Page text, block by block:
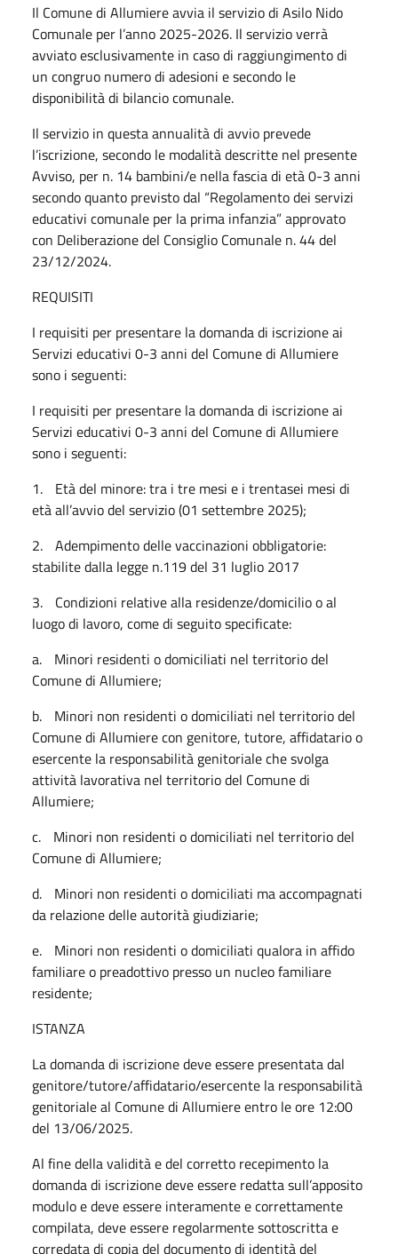
Il Comune di Allumiere avvia il servizio di Asilo Nido
Comunale per l’anno 2025-2026. Il servizio verrà
avviato esclusivamente in caso di raggiungimento di
un congruo numero di adesioni e secondo le
disponibilità di bilancio comunale.
Il servizio in questa annualità di avvio prevede
l’iscrizione, secondo le modalità descritte nel presente
Avviso, per n. 14 bambini/e nella fascia di età 0-3 anni
secondo quanto previsto dal “Regolamento dei servizi
educativi comunale per la prima infanzia” approvato
con Deliberazione del Consiglio Comunale n. 44 del
23/12/2024.
REQUISITI
I requisiti per presentare la domanda di iscrizione ai
Servizi educativi 0-3 anni del Comune di Allumiere
sono i seguenti:
I requisiti per presentare la domanda di iscrizione ai
Servizi educativi 0-3 anni del Comune di Allumiere
sono i seguenti:
1.
Età del minore: tra i tre mesi e i trentasei mesi di
età all’avvio del servizio (01 settembre 2025);
2. Adempimento delle vaccinazioni obbligatorie:
stabilite dalla legge n.119 del 31 luglio 2017
3.
Condizioni relative alla residenze/domicilio o al
luogo di lavoro, come di seguito specificate:
a.
Minori residenti o domiciliati nel territorio del
Comune di Allumiere;
b.
Minori non residenti o domiciliati nel territorio del
Comune di Allumiere con genitore, tutore, affidatario o
esercente la responsabilità genitoriale che svolga
attività lavorativa nel territorio del Comune di
Allumiere;
c.
Minori non residenti o domiciliati nel territorio del
Comune di Allumiere;
d.
Minori non residenti o domiciliati ma accompagnati
da relazione delle autorità giudiziarie;
e.
Minori non residenti o domiciliati qualora in affido
familiare o preadottivo presso un nucleo familiare
residente;
ISTANZA
La domanda di iscrizione deve essere presentata dal
genitore/tutore/affidatario/esercente la responsabilità
genitoriale al Comune di Allumiere entro le ore 12:00
del 13/06/2025.
Al fine della validità e del corretto recepimento la
domanda di iscrizione deve essere redatta sull’apposito
modulo e deve essere interamente e correttamente
compilata, deve essere regolarmente sottoscritta e
corredata di copia del documento di identità del